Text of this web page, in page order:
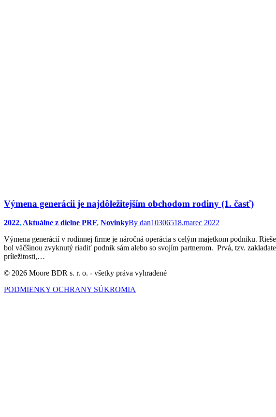
Výmena generácii je najdôležitejším obchodom rodiny (1. časť)
2022, Aktuálne z dielne PRF, NovinkyBy dan10306518.marec 2022
Výmena generácií v rodinnej firme je náročná operácia s celým majetkom podniku.
bol väčšinou zvyknutý riadiť podnik sám alebo so svojím partnerom. Prvá, tzv.
príležitosti,…
© 2026 Moore BDR s. r. o. - všetky práva vyhradené
PODMIENKY OCHRANY SÚKROMIA